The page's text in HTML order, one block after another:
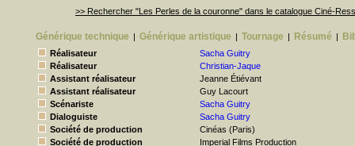
>> Rechercher "Les Perles de la couronne" dans le catalogue Ciné-
Générique technique | Générique artistique | Tournage | Résumé |
Réalisateur
Sacha Guitry
Réalisateur
Christian-Jaque
Assistant réalisateur
Jeanne Étiévant
Assistant réalisateur
Guy Lacourt
Scénariste
Sacha Guitry
Dialoguiste
Sacha Guitry
Société de production
Cinéas (Paris)
Société de production
Imperial Films Production